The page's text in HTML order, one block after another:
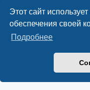
Этот сайт
обеспечения своей
Подробнее